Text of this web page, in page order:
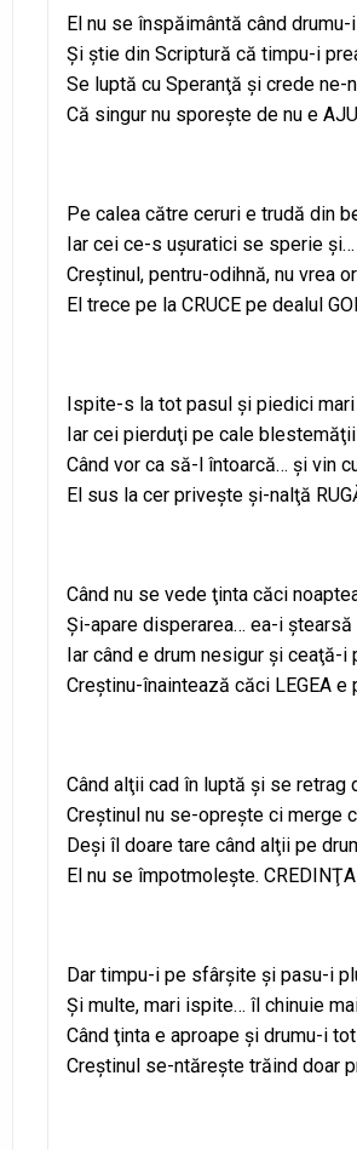
El nu se înspăimântă când
Şi ştie din Scriptură că timpu-i
Se luptă cu Speranţă şi crede ne-
Că singur nu sporeşte de nu e
Pe calea către ceruri e trudă din
Iar cei ce-s uşuratici se sperie
Creştinul, pentru-odihnă, nu vrea
El trece pe la CRUCE pe dealul
Ispite-s la tot pasul şi piedici
Iar cei pierduţi pe cale
Când vor ca să-l întoarcă… şi vin
El sus la cer priveşte şi-nalţă
Când nu se vede ţinta căci
Şi-apare disperarea… ea-i ştearsă
Iar când e drum nesigur şi ceaţă-i
Creştinu-înaintează căci LEGEA e
Când alţii cad în luptă şi se retrag
Creştinul nu se-opreşte ci merge
Deşi îl doare tare când alţii pe
El nu se împotmoleşte.
Dar timpu-i pe sfârşite şi pasu-i
Şi multe, mari ispite… îl chinuie
Când ţinta e aproape şi drumu-i
Creştinul se-ntăreşte trăind doar